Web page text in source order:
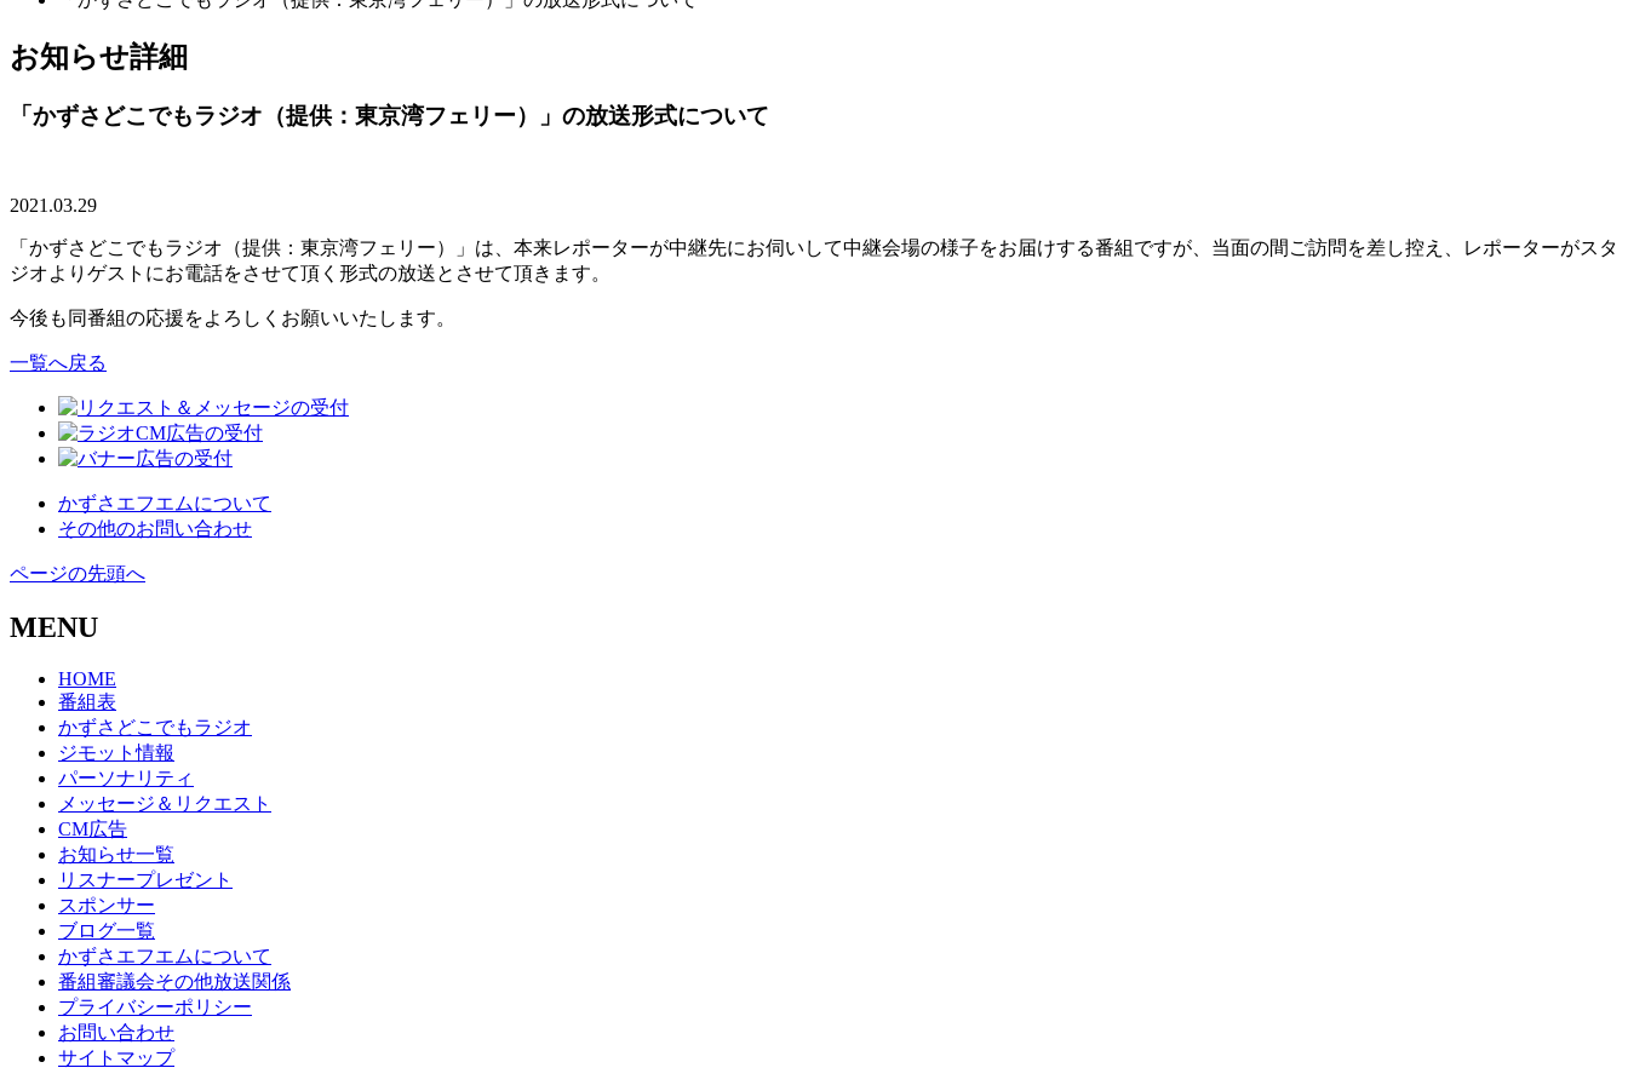
お知らせ詳細
「かずさどこでもラジオ（提供：東京湾フェリー）」の放送形式について
2021.03.29
「かずさどこでもラジオ（提供：東京湾フェリー）」は、本来レポーターが中継先にお伺いして中継会場の様子をお届けする番組ですが、当面の間ご訪問を差し控え、レポーターがスタ
ジオよりゲストにお電話をさせて頂く形式の放送とさせて頂きます。
今後も同番組の応援をよろしくお願いいたします。
一覧へ戻る
かずさエフエムについて
その他のお問い合わせ
ページの先頭へ
MENU
HOME
番組表
かずさどこでもラジオ
ジモット情報
パーソナリティ
メッセージ＆リクエスト
CM広告
お知らせ一覧
リスナープレゼント
スポンサー
ブログ一覧
かずさエフエムについて
番組審議会その他放送関係
プライバシーポリシー
お問い合わせ
サイトマップ